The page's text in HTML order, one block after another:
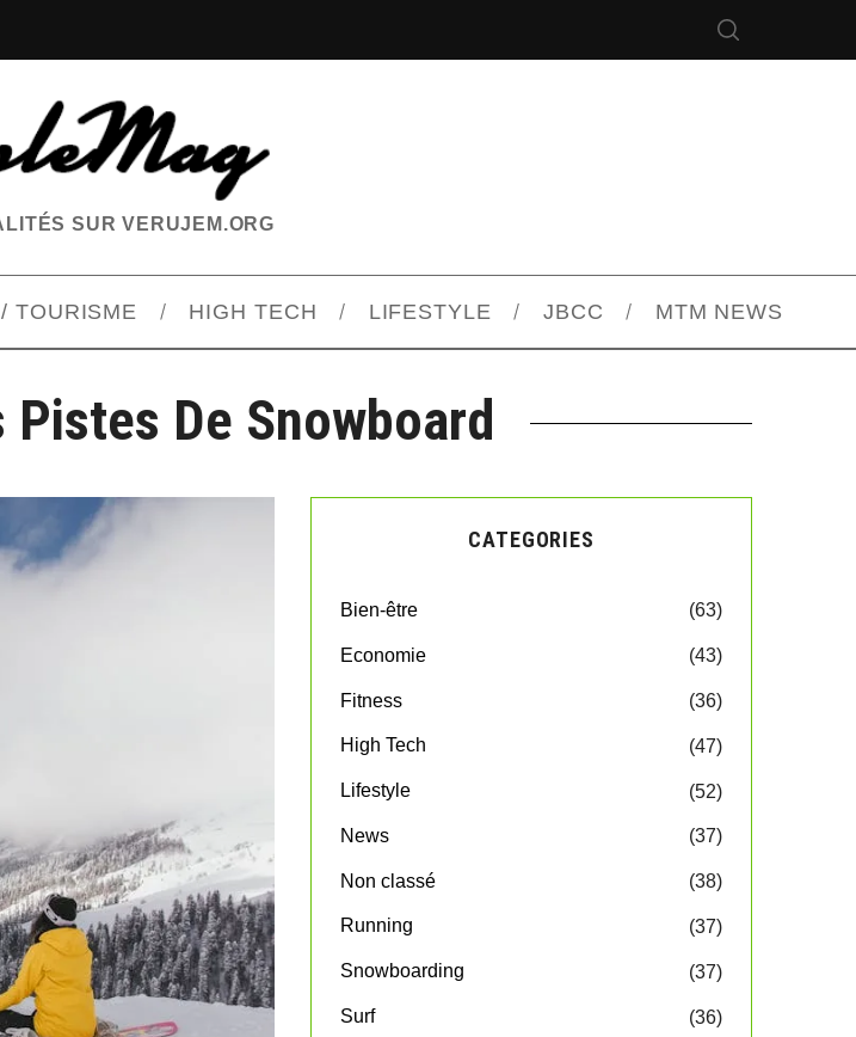
SUR VERUJEM.ORG
TOURISME HIGH TECH LIFESTYLE JBCC MTM NEWS
De Snowboard
CATEGORIES
Bien-être (63)
Economie (43)
Fitness (36)
High Tech (47)
Lifestyle (52)
News (37)
Non classé (38)
Running (37)
Snowboarding (37)
Surf (36)